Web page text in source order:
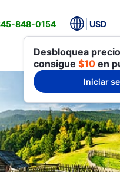
848-0154 USD
Desbloquea
consigue $10 en
Iniciar